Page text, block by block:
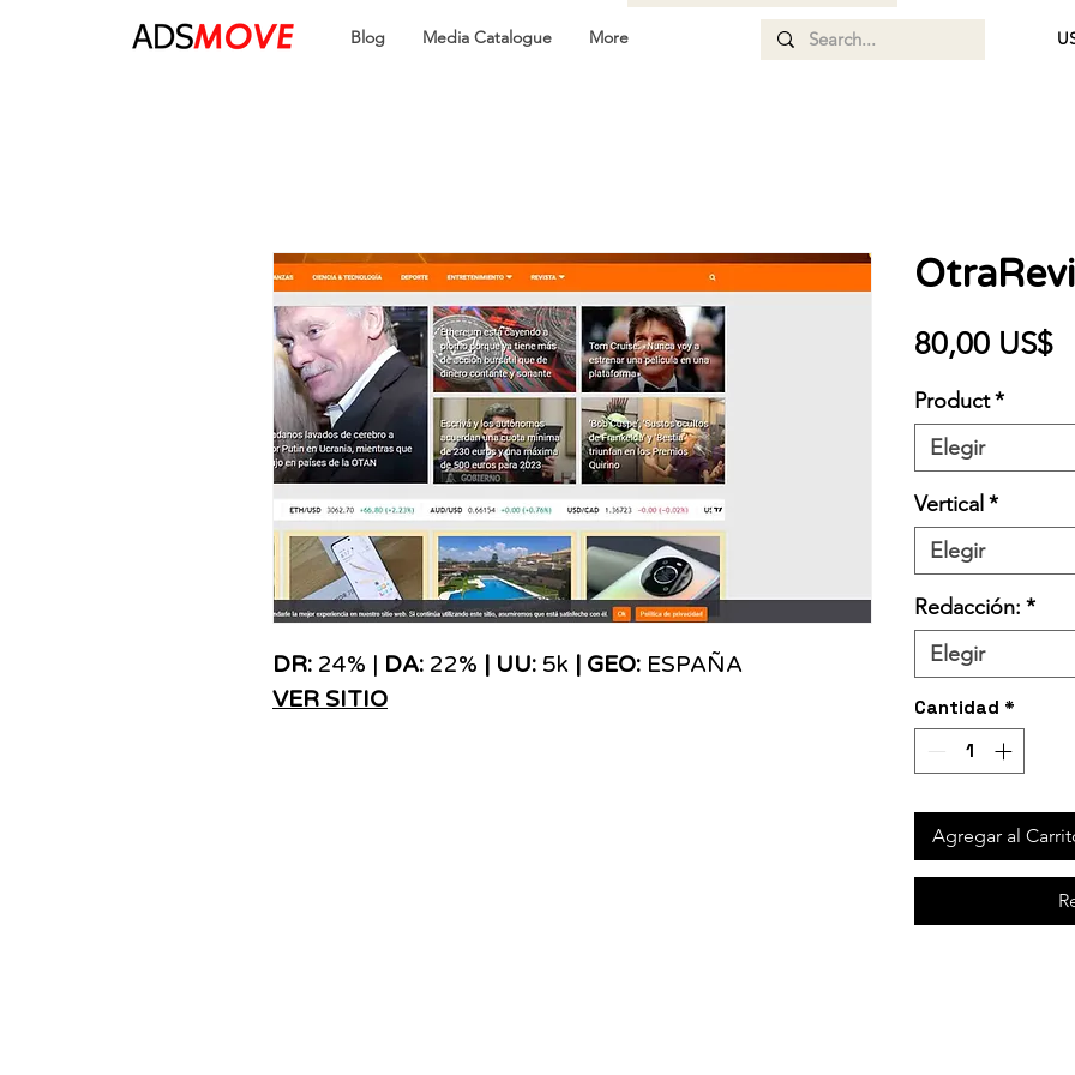
Blog Media Catalogue More
DR: 24% | DA: 22% | UU: 5k | GEO: ESPAÑA
VER SITIO
80,00 US$
Product*
Elegir
Vertical *
Elegir
Redacción: *
Elegir
Cantidad *
Agregar al